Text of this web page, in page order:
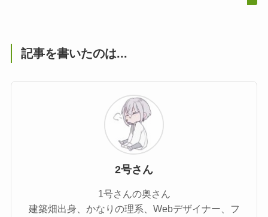
記事を書いたのは...
2号さん
1号さんの奥さん
建築畑出身、かなりの理系、Webデザイナー、フ